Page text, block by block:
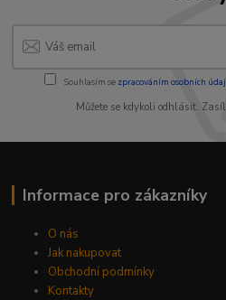
Souhlasím se zpracováním osobních
Můžete se kdykoli odhlásit.
Informace pro zákazníky
O nás
Jak nakupovat
Obchodní podmínky
Kontakty